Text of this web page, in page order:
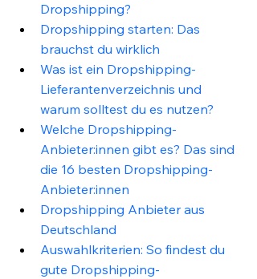
Dropshipping?
Dropshipping starten: Das
brauchst du wirklich
Was ist ein Dropshipping-
Lieferantenverzeichnis und
warum solltest du es nutzen?
Welche Dropshipping-
Anbieter:innen gibt es? Das sind
die 16 besten Dropshipping-
Anbieter:innen
Dropshipping Anbieter aus
Deutschland
Auswahlkriterien: So findest du
gute Dropshipping-